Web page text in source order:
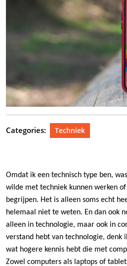
Categories: Techniek
Omdat ik een technisch type ben,
wilde met techniek kunnen werken
begrijpen. Het is alleen soms echt
helemaal niet te weten. En dan ook
alleen in technologie, maar ook in
verstand hebt van technologie, denk
wat hogere kennis hebt die met
Zowel computers als laptops of